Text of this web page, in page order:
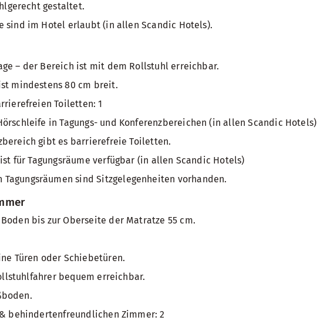
gestaltet.
sind im Hotel erlaubt (in allen Scandic Hotels).
– der Bereich ist mit dem Rollstuhl erreichbar.
mindestens 80 cm breit.
Toiletten: 1
in Tagungs- und Konferenzbereichen (in allen Scandic Hotels)
gibt es barrierefreie Toiletten.
für Tagungsräume verfügbar (in allen Scandic Hotels)
Tagungsräumen sind Sitzgelegenheiten vorhanden.
bis zur Oberseite der Matratze 55 cm.
Türen oder Schiebetüren.
bequem erreichbar.
behindertenfreundlichen Zimmer: 2